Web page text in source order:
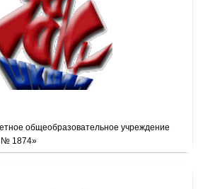
общеобразовательное учреждение
№ 1874»